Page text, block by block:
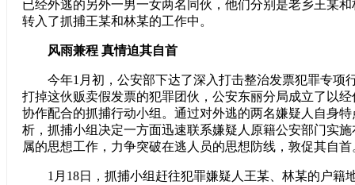
已经外逃的另外一男一女两名同伙，他们分别是老乡王某
转入了抓捕王某和林某的工作中。
风雨兼程 真情迫其自首
今年1月初，公安部下达了深入打击整治发票犯罪专项
打掉这伙贩卖假发票的犯罪团伙，公安东丽分局成立了以
协作配合的抓捕行动小组。通过对外逃的两名嫌疑人自身
析，抓捕小组决定一方面迅速联系嫌疑人原籍公安部门实
属的思想工作，力争突破在逃人员的思想防线，敦促其自首
1月18日，抓捕小组赶往犯罪嫌疑人王某、林某的户籍